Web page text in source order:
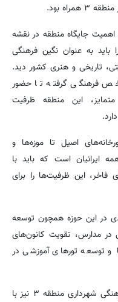
بود.
۳، با اشاره به اهمیت جایگاه منطقه در نقشه
تهران اظهار داشت: منطقه ۳ را باید به عنوان نگین فرهنگی
تاریخی و هنری کشور دید.
فرهنگی گرفته تا حضور
این منطقه ظرفیت
اصیل تا موزه‌ها و
ایرانیان است که باید با
فاخر، این ظرفیت‌ها را برای
ارزشمندی در این حوزه همچون توسعه
مدارس، تقویت کانون‌های
و توسعه تورهای آموزشی در
محمود افراخته معاون امور اجتماعی و فرهنگی شهرداری منطقه ۳ نیز با